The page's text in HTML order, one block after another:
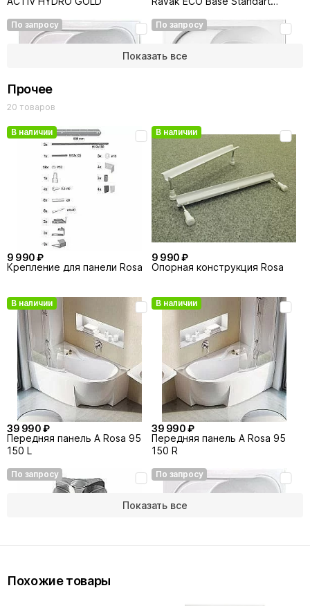
69 990 ₽
Шторка для ванной Ravak
69 990 ₽
Шторка для ванной Ravak
По запросу
99 990 ₽
Гидромассажная система
Activ Air Standart
По запросу
99 990 ₽
Гидромассажная система
Ravak ACTIV Base Standart
хром
По запросу
108 430 ₽
Гидромассажная система
ACTIV PLUS HYDRO AIR GOLD
По запросу
129 990 ₽
Гидромассажная система
Ravak ECO Pro Standart хром
По запросу
149 990 ₽
Гидромассажная система
По запросу
199 990 ₽
Гидромассажная система
Показать все
Прочее
20 товаров
В наличии
9 990 ₽
Крепление для панели Rosa
В наличии
9 990 ₽
Опорная конструкция Rosa
В наличии
39 990 ₽
Передняя панель A Rosa 95
150 L
В наличии
39 990 ₽
Передняя панель A Rosa 95
150 R
По запросу По запросу
Показать все
Похожие товары